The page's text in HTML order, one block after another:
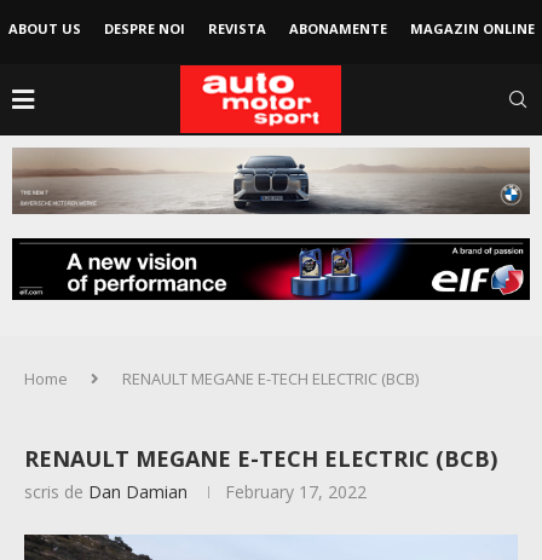
ABOUT US DESPRE NOI REVISTA ABONAMENTE MAGAZIN ONLINE
Home RENAULT MEGANE E-TECH ELECTRIC (BCB)
RENAULT MEGANE E-TECH ELECTRIC (BCB)
scris de Dan Damian February 17, 2022